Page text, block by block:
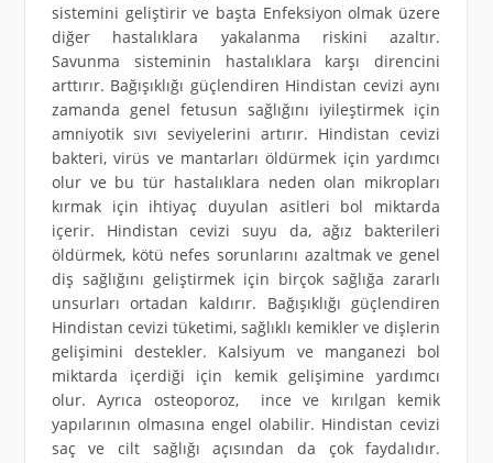
sistemini geliştirir ve başta Enfeksiyon olmak üzere
diğer hastalıklara yakalanma riskini azaltır.
Savunma sisteminin hastalıklara karşı direncini
arttırır. Bağışıklığı güçlendiren Hindistan cevizi aynı
zamanda genel fetusun sağlığını iyileştirmek için
amniyotik sıvı seviyelerini artırır. Hindistan cevizi
bakteri, virüs ve mantarları öldürmek için yardımcı
olur ve bu tür hastalıklara neden olan mikropları
kırmak için ihtiyaç duyulan asitleri bol miktarda
içerir. Hindistan cevizi suyu da, ağız bakterileri
öldürmek, kötü nefes sorunlarını azaltmak ve genel
diş sağlığını geliştirmek için birçok sağlığa zararlı
unsurları ortadan kaldırır. Bağışıklığı güçlendiren
Hindistan cevizi tüketimi, sağlıklı kemikler ve dişlerin
gelişimini destekler. Kalsiyum ve manganezi bol
miktarda içerdiği için kemik gelişimine yardımcı
olur. Ayrıca osteoporoz, ince ve kırılgan kemik
yapılarının olmasına engel olabilir. Hindistan cevizi
saç ve cilt sağlığı açısından da çok faydalıdır.